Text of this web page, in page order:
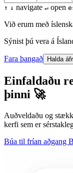
↑ ↓ navigate ↵ open
Við erum með
Sýnist þú vera á
Fara þangað Halda
Einfaldaðu
þinni 🚀
Auðveldaðu og
kerfi sem er
Búa til frían aðgang